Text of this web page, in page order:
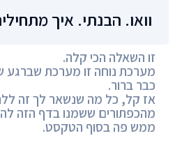
וואו. הבנתי. איך
זו השאלה הכי קלה.
מערכת נוחה זו מערכת שברגע
כבר ברור.
אז קל, כל מה שנשאר לך זה
מהכפתורים ששמנו בדף הזה
ממש פה בסוף הטקסט.